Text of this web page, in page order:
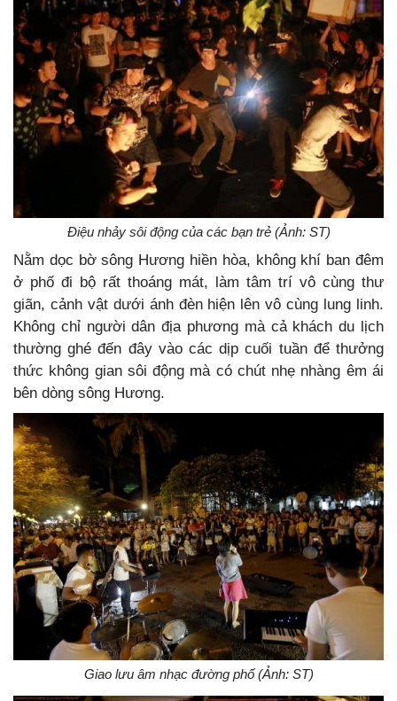
Điệu nhảy sôi động của các bạn trẻ (Ảnh: ST)
Nằm dọc bờ sông Hương hiền hòa, không khí ban đêm
ở phố đi bộ rất thoáng mát, làm tâm trí vô cùng thư
giãn, cảnh vật dưới ánh đèn hiện lên vô cùng lung linh.
Không chỉ người dân địa phương mà cả khách du lịch
thường ghé đến đây vào các dịp cuối tuần để thưởng
thức không gian sôi động mà có chút nhẹ nhàng êm ái
bên dòng sông Hương.
Giao lưu âm nhạc đường phố (Ảnh: ST)